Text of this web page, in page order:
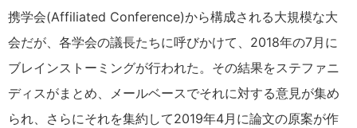
携学会(Affiliated Conference)から構成される大規模な大
会だが、各学会の議長たちに呼びかけて、2018年の7月に
ブレインストーミングが行われた。その結果をステファニ
ディスがまとめ、メールベースでそれに対する意見が集め
られ、さらにそれを集約して2019年4月に論文の原案が作